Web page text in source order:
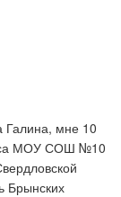
Галина, мне 10
МОУ СОШ №10
Брынских